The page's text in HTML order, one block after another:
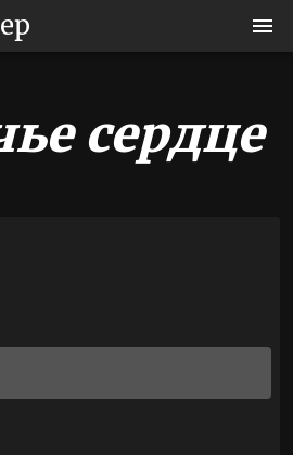
сердце